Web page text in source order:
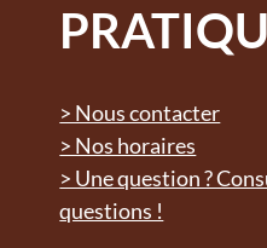
> Nous contacter
> Nos horaires
> Une question ?
questions !